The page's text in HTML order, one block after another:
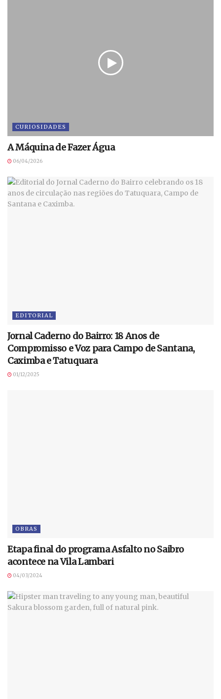
CURIOSIDADES
A Máquina de Fazer Água
06/04/2026
EDITORIAL
Jornal Caderno do Bairro: 18 Anos de
Compromisso e Voz para Campo de Santana,
Caximba e Tatuquara
01/12/2025
OBRAS
Etapa final do programa Asfalto no Saibro
acontece na Vila Lambari
04/03/2024